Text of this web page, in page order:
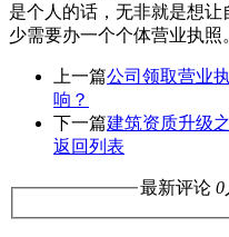
是个人的话，无非就是想
少需要办一个个体营业执照
上一篇公司领取营业
响？
下一篇建筑资质升级
返回列表
最新评论 0